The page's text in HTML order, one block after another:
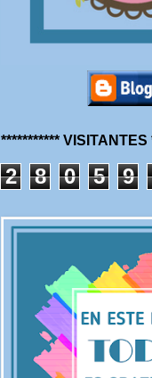
*********** VISITANTES
2 8 0 5 9